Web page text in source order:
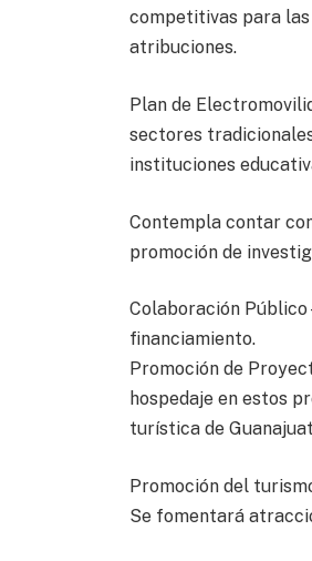
competitivas para
atribuciones.
Plan de
sectores
instituciones
Contempla contar
promoción de
Colaboración
financiamiento.
Promoción de
hospedaje en estos
turística de
Promoción del
Se fomentará